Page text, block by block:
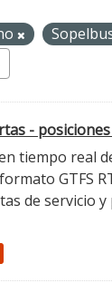
-
tiempo real
GTFS
de servicio